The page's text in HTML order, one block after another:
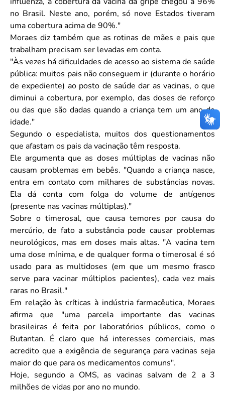
no Brasil. Neste ano, porém, só nove Estados tiveram
uma cobertura acima de 90%."
Moraes diz também que as rotinas de mães e pais que
trabalham precisam ser levadas em conta.
"Às vezes há dificuldades de acesso ao sistema de saúde
pública: muitos pais não conseguem ir (durante o horário
de expediente) ao posto de saúde dar as vacinas, o que
diminui a cobertura, por exemplo, das doses de reforço
ou das que são dadas quando a criança tem um ano de
idade."
Segundo o especialista, muitos dos questionamentos
que afastam os pais da vacinação têm resposta.
Ele argumenta que as doses múltiplas de vacinas não
causam problemas em bebês. "Quando a criança nasce,
entra em contato com milhares de substâncias novas.
Ela dá conta com folga do volume de antígenos
(presente nas vacinas múltiplas)."
Sobre o timerosal, que causa temores por causa do
mercúrio, de fato a substância pode causar problemas
neurológicos, mas em doses mais altas. "A vacina tem
uma dose mínima, e de qualquer forma o timerosal é só
usado para as multidoses (em que um mesmo frasco
serve para vacinar múltiplos pacientes), cada vez mais
raras no Brasil."
Em relação às críticas à indústria farmacêutica, Moraes
afirma que "uma parcela importante das vacinas
brasileiras é feita por laboratórios públicos, como o
Butantan. É claro que há interesses comerciais, mas
acredito que a exigência de segurança para vacinas seja
maior do que para os medicamentos comuns".
Hoje, segundo a OMS, as vacinas salvam de 2 a 3
milhões de vidas por ano no mundo.